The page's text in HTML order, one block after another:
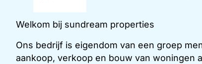
Welkom bij sundream properties
Ons bedrijf is eigendom van een groep
aankoop, verkoop en bouw van woningen